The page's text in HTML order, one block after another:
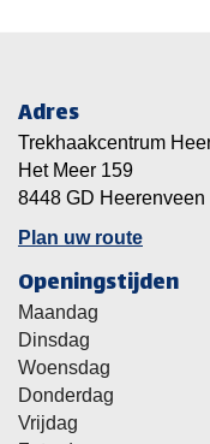
Adres
Trekhaakcentrum
Het Meer 159
8448 GD Heerenveen
Plan uw route
Openingstijden
Maandag
Dinsdag
Woensdag
Donderdag
Vrijdag